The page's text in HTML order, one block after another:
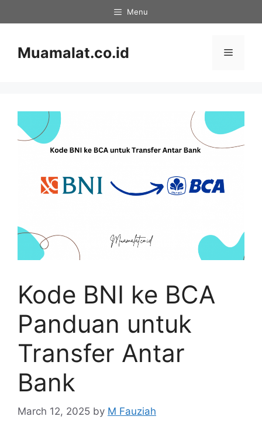
to
Menu
Muamalat.co.id Menu
Kode BNI ke BCA
Panduan untuk
Transfer Antar
Bank
March 12, 2025 by M Fauziah